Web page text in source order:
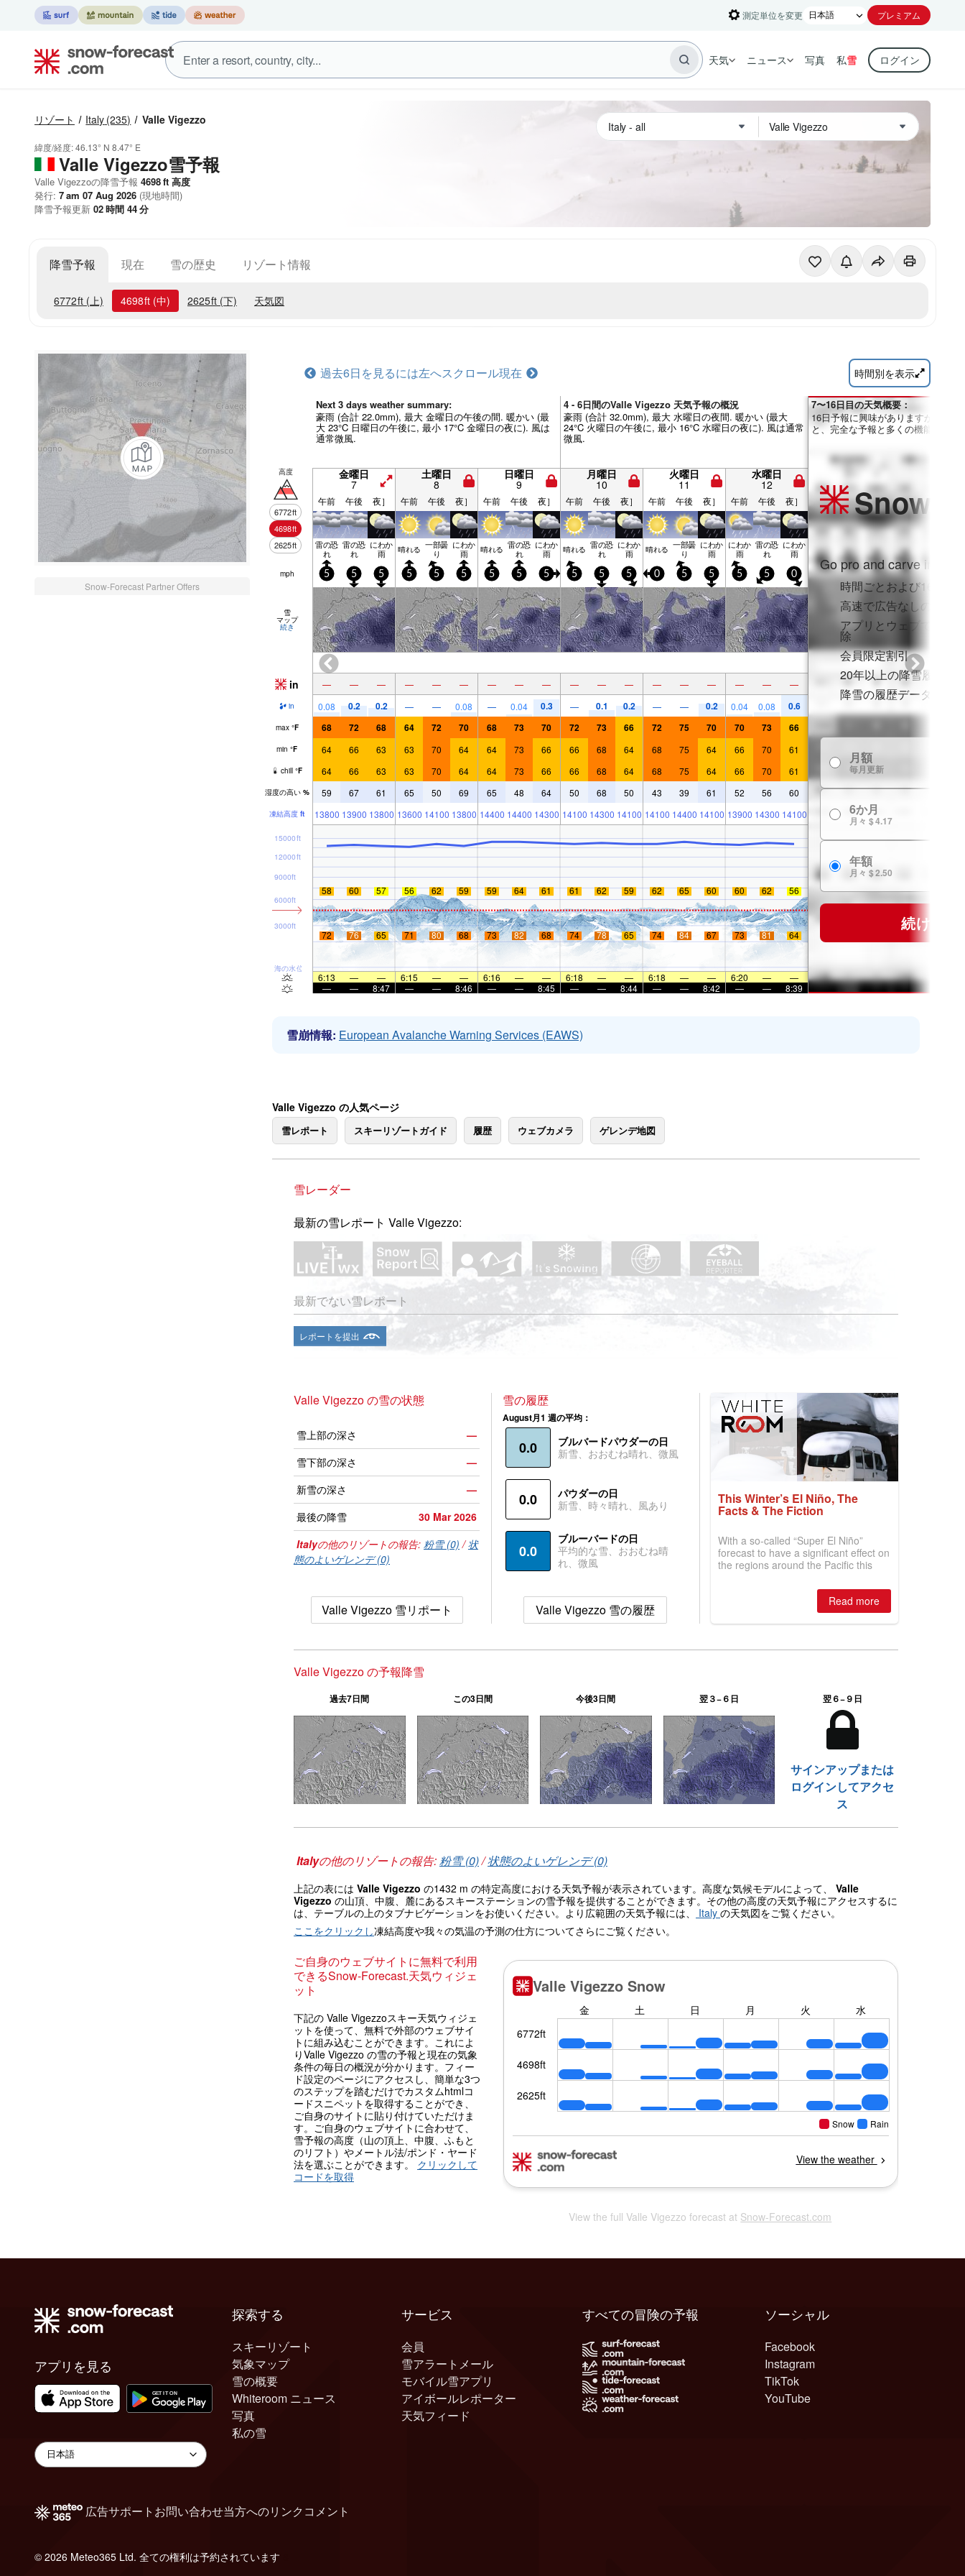
測定単位を変更 プレミアム
天気 ニュース 写真 私雪 ログイン
リゾート Italy (235) Valle Vigezzo
緯度/経度:46.13° N 8.47° E
Valle Vigezzo雪予報
Valle Vigezzoの降雪予報 4698ft 高度
発行: 7 am 07 Aug 2026 (現地時間)
降雪予報更新 02時間 44分
降雪予報 現在 雪の歴史 リゾート情報
6772ft (上) 4698ft (中) 2625ft (下) 天気図
Snow-Forecast Partner Offers
過去6日を見るには左へスクロール現在 時間別を表示
Next 3 days weather summary:
豪雨 (合計 22.0mm), 最大 金曜日の午後の間. 暖かい (最
大 23°C 日曜日の午後に, 最小 17°C 金曜日の夜に). 風は
通常微風.
4 - 6日間のValle Vigezzo 天気予報の概況
豪雨 (合計 32.0mm), 最大 水曜日の夜間. 暖かい (最大
24°C 火曜日の午後に, 最小 16°C 水曜日の夜に). 風は通常
微風.
高度
6772ft
4698ft
2625ft
金曜日
7
土曜日
8
日曜日
9
月曜日
10
火曜日
11
水曜日
12
午前 午後 夜］ 午前 午後 夜］ 午前 午後 夜］ 午前 午後 夜］ 午前 午後 夜］ 午前 午後 夜］
雷の恐
れ
雷の恐
れ
にわか
雨 晴れる 一部曇
り
にわか
雨 晴れる 雷の恐
れ
にわか
雨 晴れる 雷の恐
れ
にわか
雨 晴れる 一部曇
り
にわか
雨
にわか
雨
雷の恐
れ
にわか
雨
mph 5 5 5 5 5 5 5 5 5 5 5 5 0 5 5 5 5 0
雪
マップ
続き
in — — — — — — — — — — — — — — — — — —
in 0.08 0.2 0.2 — — 0.08 — 0.04 0.3 — 0.1 0.2 — — 0.2 0.04 0.08 0.6
max °F 68 72 68 64 72 70 68 73 70 72 73 66 72 75 70 70 73 66
min °F 64 66 63 63 70 64 64 73 66 66 68 64 68 75 64 66 70 61
chill °F 64 66 63 63 70 64 64 73 66 66 68 64 68 75 64 66 70 61
湿度の高い % 59 67 61 65 50 69 65 48 64 50 68 50 43 39 61 52 56 60
凍結高度 ft 13800 13900 13800 13600 14100 13800 14400 14400 14300 14100 14300 14100 14100 14400 14100 13900 14300 14100
海の水位
3000ft
6000ft
9000ft
12000ft
15000ft
58 60 57 56 62 59 59 64 61 61 62 59 62 65 60 60 62 56
72 76 65 71 80 68 73 82 68 74 78 65 74 84 67 73 81 64
6:13 — — 6:15 — — 6:16 — — 6:18 — — 6:18 — — 6:20 —
—
—
— 8:47 — — 8:46 — — 8:45 — — 8:44 — — 8:42 — — 8:39
7〜16日目の天気概要：
16日予報に興味がありますか？Pro
と、完全な予報と多くの機能を利用
Snow
Go pro and carve into:
時間ごとおよび16日間
高速で広告なしのブラ
アプリとウェブでフル
除
会員限定割引
20年以上の降雪履歴
降雪の履歴データ
月額
毎月更新
6か月
月々 $ 4.17
年額
月々 $ 2.50
続ける
雪崩情報: European Avalanche Warning Services (EAWS)
Valle Vigezzo の人気ページ
雪レポート スキーリゾートガイド 履歴 ウェブカメラ ゲレンデ地図
雪レーダー
最新の雪レポート Valle Vigezzo:
最新でない雪レポート
レポートを提出
Valle Vigezzo の雪の状態
雪上部の深さ
—
雪下部の深さ
—
新雪の深さ
—
最後の降雪
30 Mar 2026
Italyの他のリゾートの報告: 粉雪 (0) /状
態のよいゲレンデ (0)
Valle Vigezzo 雪リポート
雪の履歴
August月1 週の平均：
0.0
ブルバードパウダーの日
新雪、おおむね晴れ、微風
0.0
パウダーの日
新雪、時々晴れ、風あり
0.0
ブルーバードの日
平均的な雪、おおむね晴
れ、微風
Valle Vigezzo 雪の履歴
This Winter’s El Niño, The
Facts & The Fiction
With a so-called “Super El Niño”
forecast to have a significant effect on
the regions around the Pacific this
is simple: book now or wait, and
where are the best odds?Read more
Valle Vigezzo の予報降雪
過去7日間 この3日間 今後3日間 翌３−６日 翌６−９日
サインアップまたは
ログインしてアクセ
ス
Italyの他のリゾートの報告:粉雪 (0)/状態のよいゲレンデ (0)
上記の表には Valle Vigezzo の1432 m の特定高度における天気予報が表示されています。高度な気候モデルによって、
Valle
Vigezzo の山頂、中腹、麓にあるスキーステーションの雪予報を提供することができます。その他の高度の天気予報にアクセスするに
は、テーブルの上のタブナビゲーションをお使いください。より広範囲の天気予報には、
Italy の天気図をご覧ください。
ここをクリックし凍結高度や我々の気温の予測の仕方についてさらにご覧ください。
ご自身のウェブサイトに無料で利用
できるSnow-Forecast.天気ウィジェ
ット
下記の Valle Vigezzoスキー天気ウィジェ
ットを使って、無料で外部のウェブサイ
トに組み込むことができます。これによ
りValle Vigezzo の雪の予報と現在の気象
条件の毎日の概況が分かります。フィー
ド設定のページにアクセスし、簡単な3つ
のステップを踏むだけでカスタムhtmlコ
ードスニペットを取得することができ、
ご自身のサイトに貼り付けていただけま
す。ご自身のウェブサイトに合わせて、
雪予報の高度（山の頂上、中腹、ふもと
のリフト）やメートル法/ポンド・ヤード
法を選ぶことができます。 クリックして
コードを取得
View the full Valle Vigezzo forecast at Snow-Forecast.com
アプリを見る
探索する
スキーリゾート
気象マップ
雪の概要
Whiteroom ニュース
写真
私の雪
サービス
会員
雪アラートメール
モバイル雪アプリ
アイボールレポーター
天気フィード
ソーシャル
Facebook
Instagram
TikTok
YouTube
すべての冒険の予報
広告サポート お問い合わせ当方へのリンク コメント
© 2026 Meteo365 Ltd. 全ての権利は予約されています